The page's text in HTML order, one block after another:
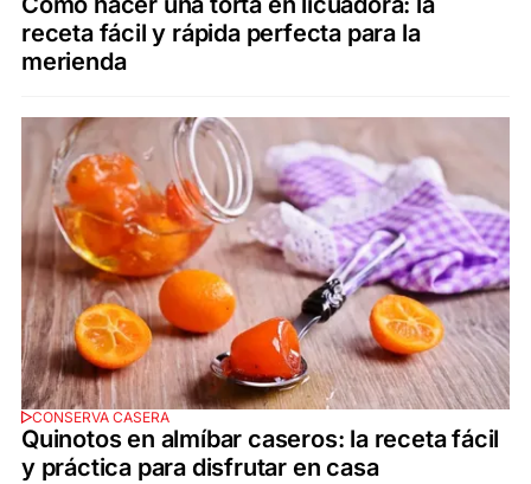
receta fácil y rápida perfecta para la
merienda
CONSERVA CASERA
Quinotos en almíbar caseros: la receta fácil
y práctica para disfrutar en casa